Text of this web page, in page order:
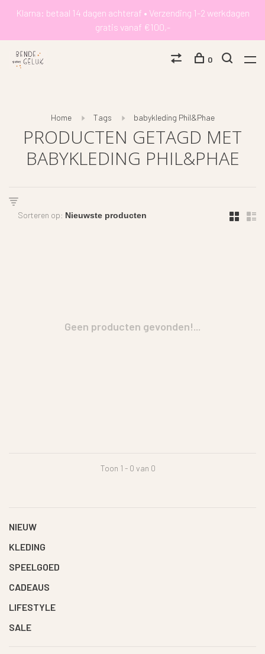
Klarna: betaal 14 dagen achteraf • Verzending 1-2 werkdagen
gratis vanaf €100,-
0
Home Tags babykleding Phil&Phae
PRODUCTEN GETAGD MET
BABYKLEDING PHIL&PHAE
Sorteren op:
Geen producten gevonden!...
Toon 1 - 0 van 0
NIEUW
KLEDING
SPEELGOED
CADEAUS
LIFESTYLE
SALE